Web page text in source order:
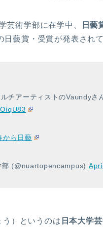
芸術学部に在学中、 日藝
藝賞・受賞が発表されて
チアーティストのVaundyさ
から日藝
(@nuartopencampus)
う）というのは 日本大学